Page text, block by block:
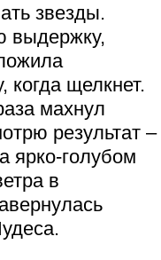
звезды.
выдержку,
когда щелкнет.
махнул
результат –
ярко-голубом
в